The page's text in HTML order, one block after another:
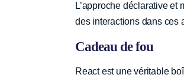
L’approche déclarative
des interactions dans ces
Cadeau de fou
React est une véritable